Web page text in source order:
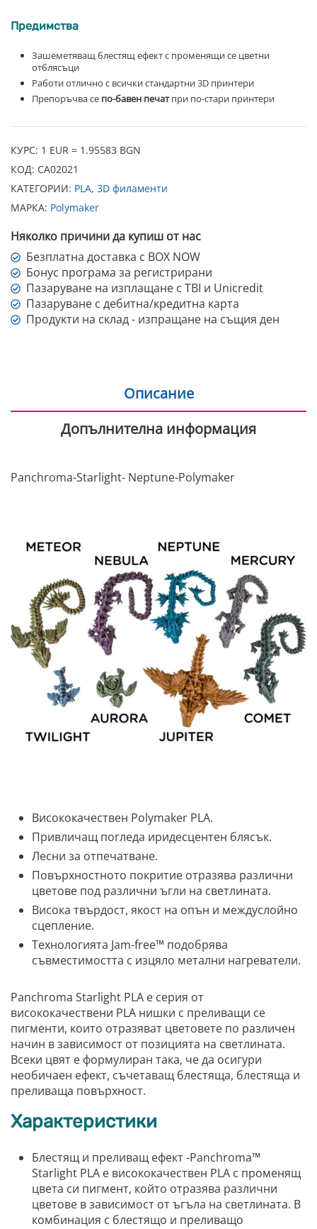
Предимства
Зашеметяващ блестящ ефект с променящи се цветни
отблясъци
Работи отлично с всички стандартни 3D принтери
Препоръчва се по-бавен печатпри по-стари принтери
КУРС: 1 EUR = 1.95583 BGN
КОД: CA02021
КАТЕГОРИИ: PLA, 3D филаменти
МАРКА: Polymaker
Няколко причини да купиш от нас
Безплатна доставка с BOX NOW
Бонус програма за регистрирани
Пазаруване на изплащане с TBI и Unicredit
Пазаруване с дебитна/кредитна карта
Продукти на склад - изпращане на същия ден
Описание
Допълнителна информация
Panchroma-Starlight- Neptune-Polymaker
Висококачествен Polymaker PLA.
Привличащ погледа иридесцентен блясък.
Лесни за отпечатване.
Повърхностното покритие отразява различни
цветове под различни ъгли на светлината.
Висока твърдост, якост на опън и междуслойно
сцепление.
Технологията Jam-free™ подобрява
съвместимостта с изцяло метални нагреватели.
Panchroma Starlight PLA е серия от
висококачествени PLA нишки с преливащи се
пигменти, които отразяват цветовете по различен
начин в зависимост от позицията на светлината.
Всеки цвят е формулиран така, че да осигури
необичаен ефект, съчетаващ блестяща, блестяща и
преливаща повърхност.
Характеристики
Блестящ и преливащ ефект -Panchroma™
Starlight PLA е висококачествен PLA с променящ
цвета си пигмент, който отразява различни
цветове в зависимост от ъгъла на светлината. В
комбинация с блестящо и преливащо